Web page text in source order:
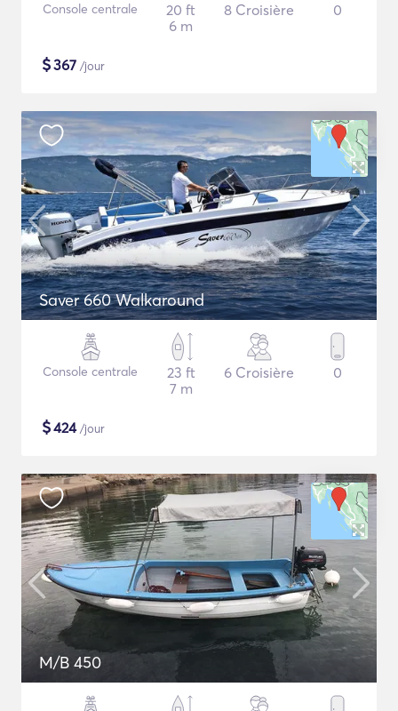
Console centrale
20 ft
6 m
8 Croisière 0
$367 /jour
Saver 660 Walkaround
Console centrale
23 ft
7 m
6 Croisière 0
$424/jour
M/B 450